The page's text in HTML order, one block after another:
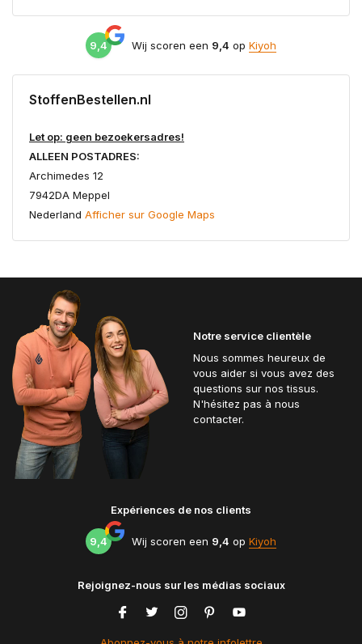
9,4 Wij scoren een 9,4 op Kiyoh
StoffenBestellen.nl
Let op: geen bezoekersadres!
ALLEEN POSTADRES:
Archimedes 12
7942DA Meppel
Nederland Afficher sur Google Maps
Notre service clientèle
Nous sommes heureux de
vous aider si vous avez des
questions sur nos tissus.
N'hésitez pas à nous
contacter.
Expériences de nos clients
9,4 Wij scoren een 9,4 op Kiyoh
Rejoignez-nous sur les médias sociaux